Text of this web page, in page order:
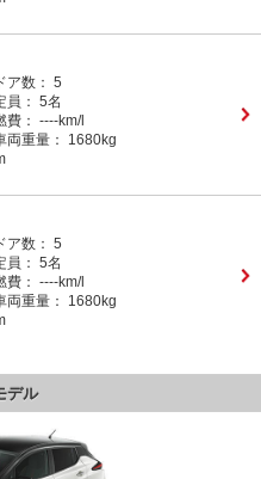
ア数： 5
員： 5名
費： ----km/l
両重量：
1680kg
ア数： 5
員： 5名
費： ----km/l
両重量：
1680kg
デル